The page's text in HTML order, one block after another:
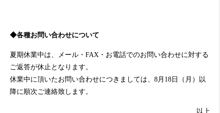
◆各種お問い合わせについて
夏期休業中は、メール・FAX・お電話でのお問い合わせに対する
ご返答が休止となります。
休業中に頂いたお問い合わせにつきましては、8月18日（月）以
降に順次ご連絡致します。
以上